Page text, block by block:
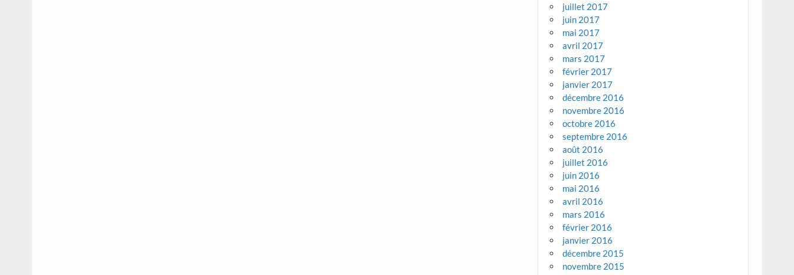
juillet 2017
juin 2017
mai 2017
avril 2017
mars 2017
février 2017
janvier 2017
décembre 2016
novembre 2016
octobre 2016
septembre 2016
août 2016
juillet 2016
juin 2016
mai 2016
avril 2016
mars 2016
février 2016
janvier 2016
décembre 2015
novembre 2015